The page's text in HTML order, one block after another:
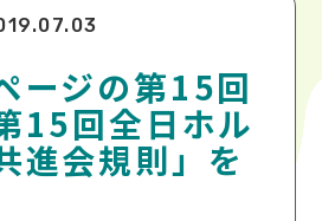
ージの第15回
15回全日ホル
進会規則」を